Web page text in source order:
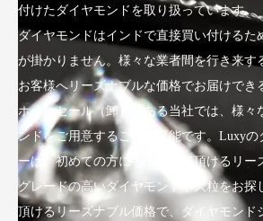
付けたダイヤモンドを取り扱っています。
ダイヤモンドはインドで直接買い付けるた
が掛かりません。様々な業者間を行き来す
お客様へリーズナブルな価格でお届けでき
ホールセール（卸）である当社では、様々
ンドをご用意することが可能です。Luxyの
ーは、初めての方にも手にして頂けるリー
グレードの高いダイヤモンドや大粒をお探
頂けるリーズナブル価格で、ダイヤモンド